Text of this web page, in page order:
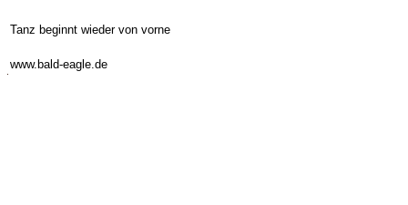
Tanz beginnt wieder von vorne
www.bald-eagle.de